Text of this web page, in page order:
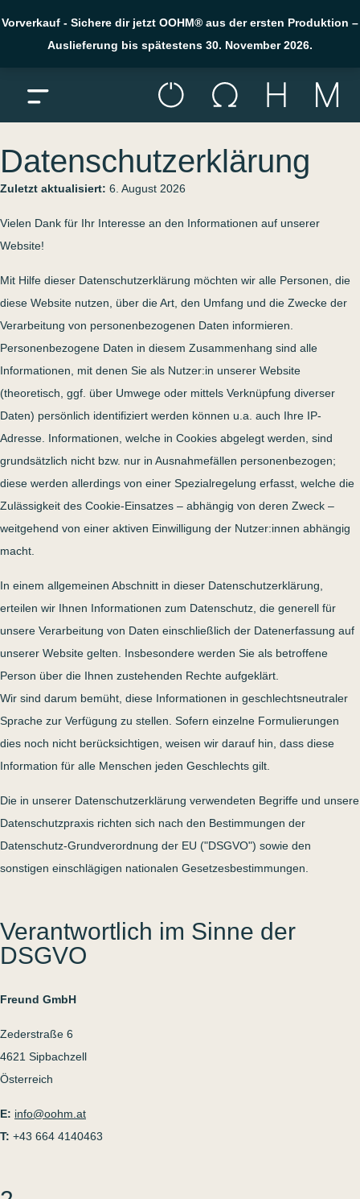
Vorverkauf - Sichere dir jetzt OOHM® aus der ersten Produktion –
Auslieferung bis spätestens 30. November 2026.
Zum Inhalt springen
Menü öffnen
Datenschutzerklärung
Datenschutzerklärung
Zuletzt aktualisiert: 6. August 2026
Vielen Dank für Ihr Interesse an den Informationen auf unserer
Website!
Mit Hilfe dieser Datenschutzerklärung möchten wir alle Personen, die
diese Website nutzen, über die Art, den Umfang und die Zwecke der
Verarbeitung von personenbezogenen Daten informieren.
Personenbezogene Daten in diesem Zusammenhang sind alle
Informationen, mit denen Sie als Nutzer:in unserer Website
(theoretisch, ggf. über Umwege oder mittels Verknüpfung diverser
Daten) persönlich identifiziert werden können u.a. auch Ihre IP-
Adresse. Informationen, welche in Cookies abgelegt werden, sind
grundsätzlich nicht bzw. nur in Ausnahmefällen personenbezogen;
diese werden allerdings von einer Spezialregelung erfasst, welche die
Zulässigkeit des Cookie-Einsatzes – abhängig von deren Zweck –
weitgehend von einer aktiven Einwilligung der Nutzer:innen abhängig
macht.
In einem allgemeinen Abschnitt in dieser Datenschutzerklärung,
erteilen wir Ihnen Informationen zum Datenschutz, die generell für
unsere Verarbeitung von Daten einschließlich der Datenerfassung auf
unserer Website gelten. Insbesondere werden Sie als betroffene
Person über die Ihnen zustehenden Rechte aufgeklärt.
Wir sind darum bemüht, diese Informationen in geschlechtsneutraler
Sprache zur Verfügung zu stellen. Sofern einzelne Formulierungen
dies noch nicht berücksichtigen, weisen wir darauf hin, dass diese
Information für alle Menschen jeden Geschlechts gilt.
Die in unserer Datenschutzerklärung verwendeten Begriffe und unsere
Datenschutzpraxis richten sich nach den Bestimmungen der
Datenschutz-Grundverordnung der EU ("DSGVO") sowie den
sonstigen einschlägigen nationalen Gesetzesbestimmungen.
Verantwortlich im Sinne der
DSGVO
Freund GmbH
Zederstraße 6
4621 Sipbachzell
Österreich
E: info@oohm.at
T: +43 664 4140463